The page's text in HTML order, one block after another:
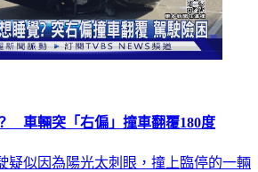
車輛突「右偏」撞車翻覆180度
疑似因為陽光太刺眼，撞上臨停的一輛